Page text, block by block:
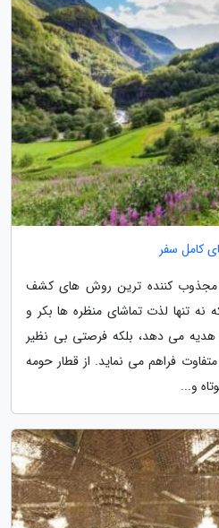
کامل سفر
مجذوب کننده ترین روش های کشف
نه تنها لذت تماشای منظره ها بکر و
هدیه می دهد، بلکه فرصتی بی نظیر
فراهم می نماید. از قطار حومه
و...